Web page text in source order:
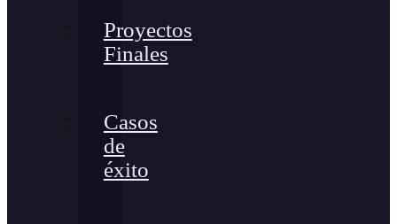
Proyectos
Finales
Casos
de
éxito